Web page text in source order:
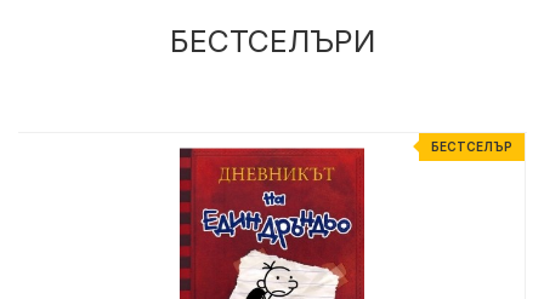
БЕСТСЕЛЪРИ
БЕСТСЕЛЪР